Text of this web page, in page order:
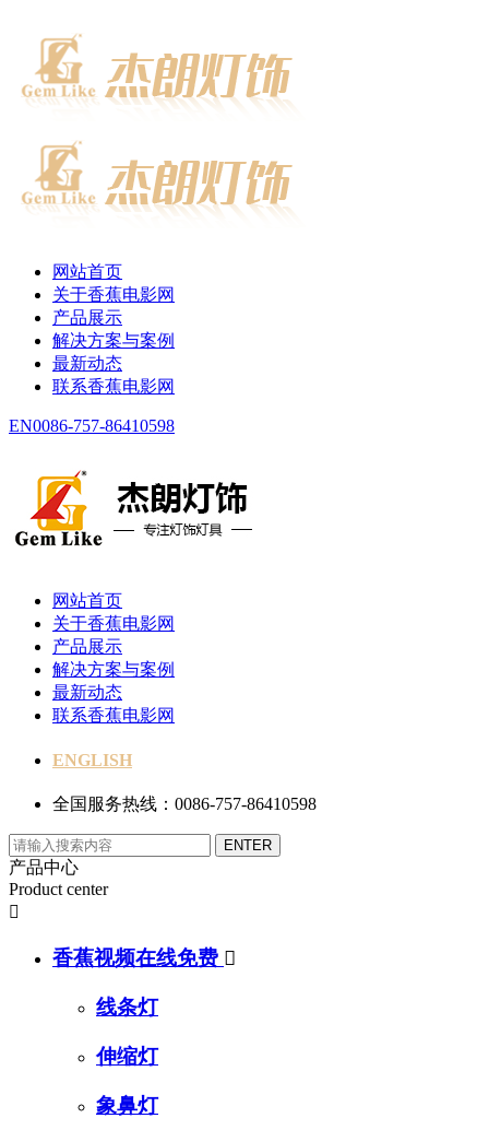
网站首页
关于香蕉电影网
产品展示
解决方案与案例
最新动态
联系香蕉电影网
EN0086-757-86410598
网站首页
关于香蕉电影网
产品展示
解决方案与案例
最新动态
联系香蕉电影网
ENGLISH
全国服务热线：0086-757-86410598
产品中心
Product center

香蕉视频在线免费 
线条灯
伸缩灯
象鼻灯